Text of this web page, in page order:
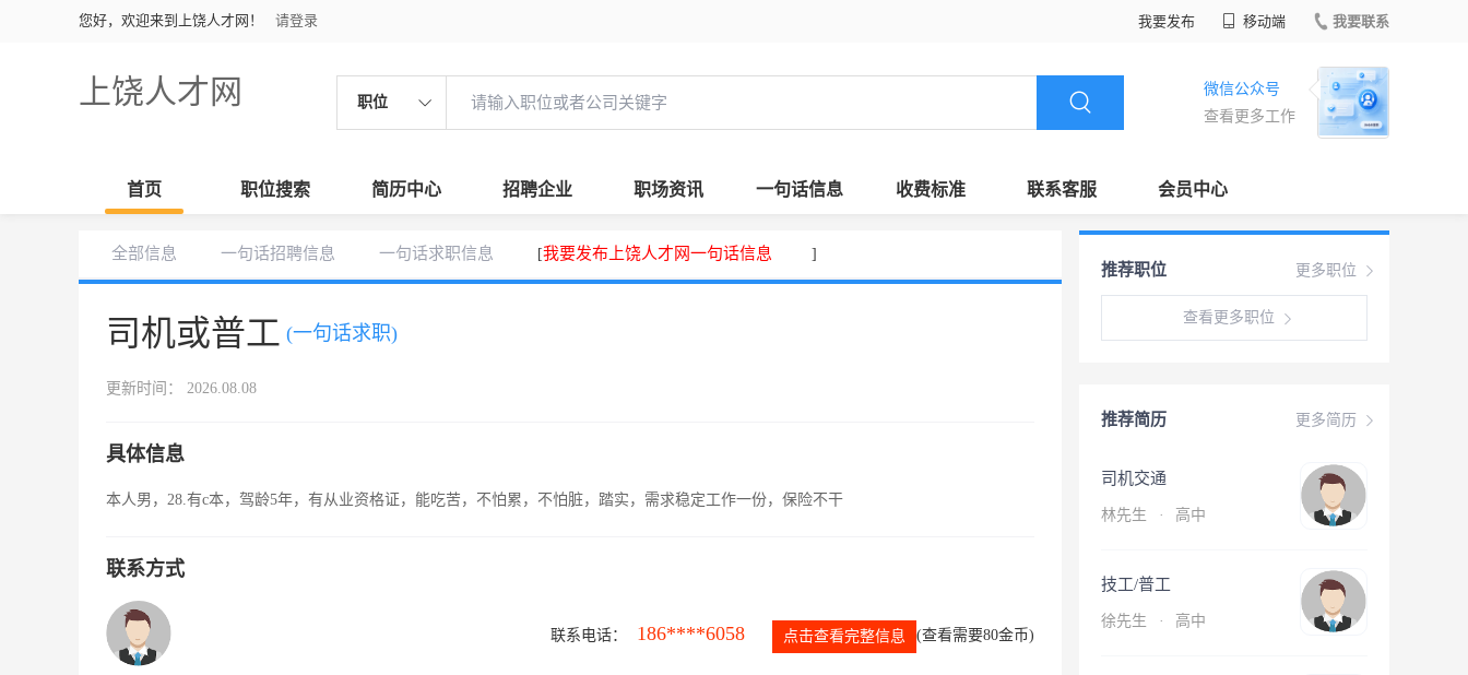
您好，欢迎来到上饶人才网！ 请登录 我要发布 移动端 我要联系
上饶人才网 职位
微信公众号
查看更多工作
首页 职位搜索 简历中心 招聘企业 职场资讯 一句话信息 收费标准 联系客服 会员中心
全部信息 一句话招聘信息 一句话求职信息 [我要发布上饶人才网一句话信息 ]
司机或普工 (一句话求职)
更新时间： 2026.08.08
具体信息
本人男，28.有c本，驾龄5年，有从业资格证，能吃苦，不怕累，不怕脏，踏实，需求稳定工作一份，保险不干
联系方式
联系电话： 186****6058 点击查看完整信息 (查看需要80金币)
更多职位
推荐职位
查看更多职位
更多简历
推荐简历
司机交通
林先生 · 高中
技工/普工
徐先生 · 高中